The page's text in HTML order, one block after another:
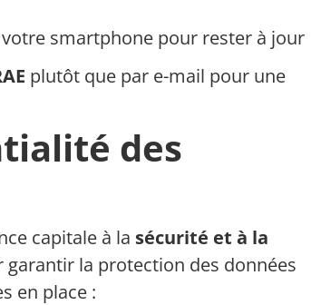
smartphone pour rester à jour
plutôt que par e-mail pour une
des
capitale à la sécurité et à la
la protection des données
en place :